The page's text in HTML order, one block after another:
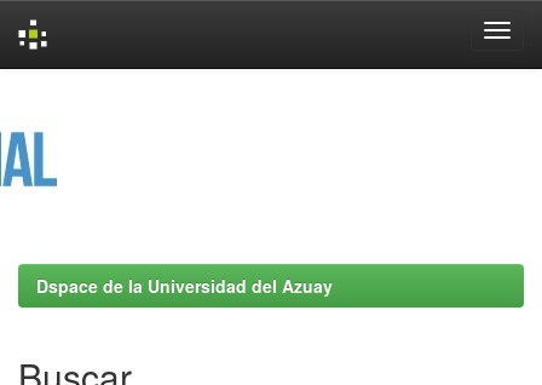
Dspace de la Universidad del Azuay